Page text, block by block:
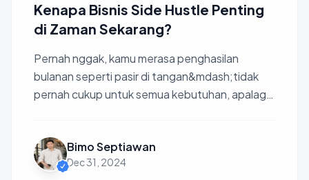
Kenapa Bisnis Side Hustle Penting
di Zaman Sekarang?
Pernah nggak, kamu merasa penghasilan
bulanan seperti pasir di tangan&mdash;tidak
pernah cukup untuk semua kebutuhan, apalagi
Bimo Septiawan
Dec 31, 2024